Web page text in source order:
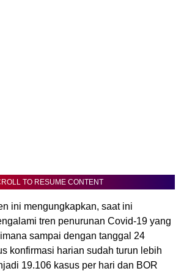
TO RESUME CONTENT
ini mengungkapkan, saat ini
tren penurunan Covid-19 yang
sampai dengan tanggal 24
konfirmasi harian sudah turun lebih
19.106 kasus per hari dan BOR